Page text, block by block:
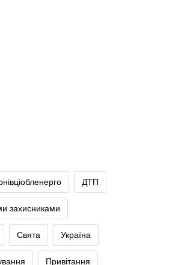
ДТП
захисниками
Свята Україна
Привітання